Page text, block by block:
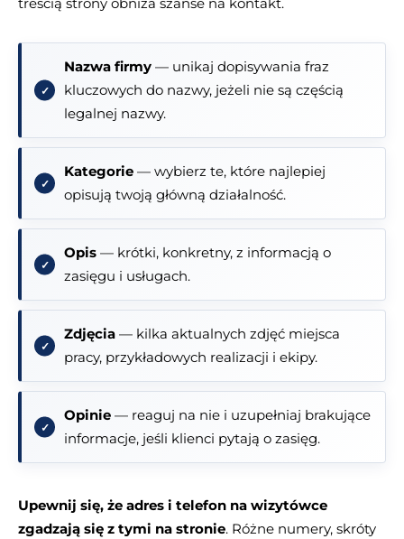
treścią strony obniża szanse na kontakt.
Nazwa firmy — unikaj dopisywania fraz
kluczowych do nazwy, jeżeli nie są częścią
legalnej nazwy.
Kategorie — wybierz te, które najlepiej
opisują twoją główną działalność.
Opis — krótki, konkretny, z informacją o
zasięgu i usługach.
Zdjęcia — kilka aktualnych zdjęć miejsca
pracy, przykładowych realizacji i ekipy.
Opinie — reaguj na nie i uzupełniaj brakujące
informacje, jeśli klienci pytają o zasięg.
Upewnij się, że adres i telefon na wizytówce
zgadzają się z tymi na stronie. Różne numery, skróty